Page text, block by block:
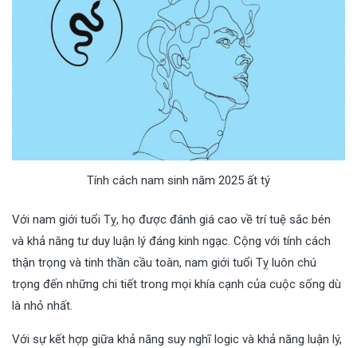
Tính cách nam sinh năm 2025 ất tý
Với nam giới tuổi Tỵ, họ được đánh giá cao về trí tuệ sắc bén
và khả năng tư duy luận lý đáng kinh ngạc. Cộng với tính cách
thận trọng và tinh thần cầu toàn, nam giới tuổi Tỵ luôn chú
trọng đến những chi tiết trong mọi khía cạnh của cuộc sống dù
là nhỏ nhất.
Với sự kết hợp giữa khả năng suy nghĩ logic và khả năng luận lý,